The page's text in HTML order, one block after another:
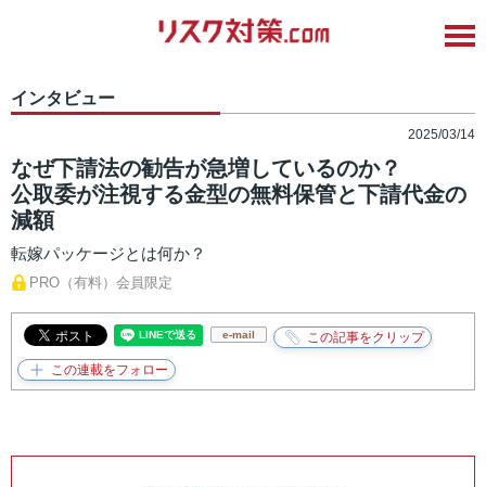
インタビュー
2025/03/14
なぜ下請法の勧告が急増しているのか？
公取委が注視する金型の無料保管と下請代金の
減額
転嫁パッケージとは何か？
PRO（有料）会員限定
e-mail